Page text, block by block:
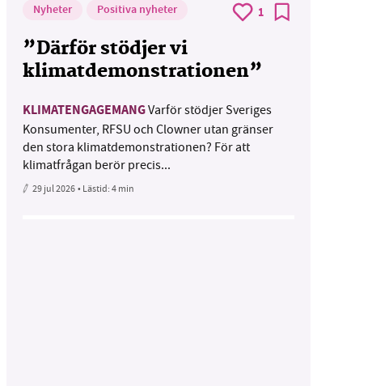
Nyheter Positiva nyheter 1
”Därför stödjer vi
klimatdemonstrationen”
KLIMATENGAGEMANGVarför stödjer Sveriges
Konsumenter, RFSU och Clowner utan gränser
den stora klimatdemonstrationen? För att
klimatfrågan berör precis...
29 jul 2026• Lästid:4 min